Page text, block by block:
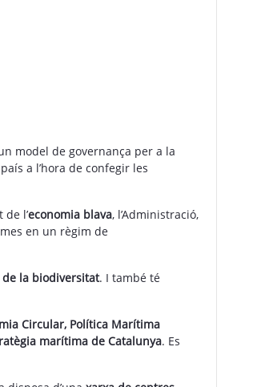
model de governança per a la
a l’hora de confegir les
l’economia blava, l’Administració,
en un règim de
la biodiversitat. I també té
Circular, Política Marítima
marítima de Catalunya. Es